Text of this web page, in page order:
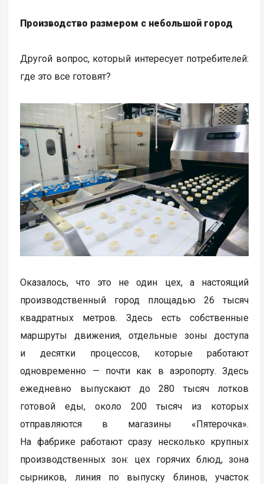
Производство размером с небольшой город
Другой вопрос, который интересует потребителей:
где это все готовят?
Оказалось, что это не один цех, а настоящий
производственный город площадью 26 тысяч
квадратных метров. Здесь есть собственные
маршруты движения, отдельные зоны доступа
и десятки процессов, которые работают
одновременно — почти как в аэропорту. Здесь
ежедневно выпускают до 280 тысяч лотков
готовой еды, около 200 тысяч из которых
отправляются в магазины «Пятерочка».
На фабрике работают сразу несколько крупных
производственных зон: цех горячих блюд, зона
сырников, линия по выпуску блинов, участок